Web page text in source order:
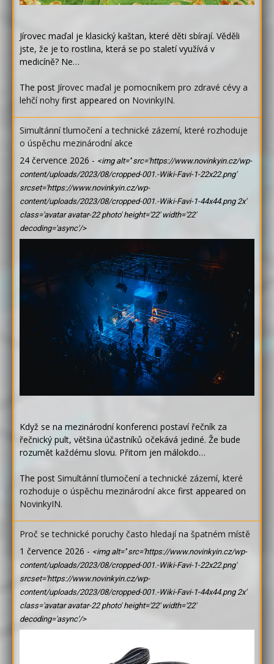
Jírovec maďal je klasický kaštan, které děti sbírají. Věděli
jste, že je to rostlina, která se po staletí využívá v
medicíně? Ne…
The post Jírovec maďal je pomocníkem pro zdravé cévy a
lehčí nohy first appeared on NovinkyIN.
Simultánní tlumočení a technické zázemí, které rozhoduje
o úspěchu mezinárodní akce
24 července 2026 - <img alt='' src='https://www.novinkyin.cz/wp-
content/uploads/2023/08/cropped-001.-Wiki-Favi-1-22x22.png'
srcset='https://www.novinkyin.cz/wp-
content/uploads/2023/08/cropped-001.-Wiki-Favi-1-44x44.png 2x'
class='avatar avatar-22 photo' height='22' width='22'
decoding='async'/>
Když se na mezinárodní konferenci postaví řečník za
řečnický pult, většina účastníků očekává jediné. Že bude
rozumět každému slovu. Přitom jen málokdo…
The post Simultánní tlumočení a technické zázemí, které
rozhoduje o úspěchu mezinárodní akce first appeared on
NovinkyIN.
Proč se technické poruchy často hledají na špatném místě
1 července 2026 - <img alt='' src='https://www.novinkyin.cz/wp-
content/uploads/2023/08/cropped-001.-Wiki-Favi-1-22x22.png'
srcset='https://www.novinkyin.cz/wp-
content/uploads/2023/08/cropped-001.-Wiki-Favi-1-44x44.png 2x'
class='avatar avatar-22 photo' height='22' width='22'
decoding='async'/>